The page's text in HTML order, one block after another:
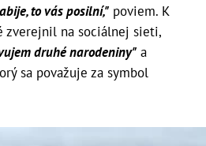
to vás posilní," poviem. K
zverejnil na sociálnej sieti,
druhé narodeniny" a
sa považuje za symbol